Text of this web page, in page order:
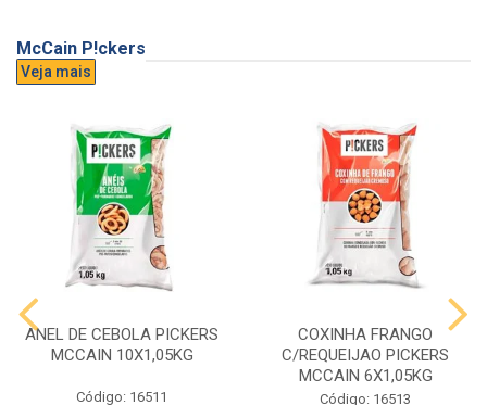
McCain P!ckers
Veja mais
ANEL DE CEBOLA PICKERS
MCCAIN 10X1,05KG
Código: 16511
COXINHA FRANGO
C/REQUEIJAO PICKERS
MCCAIN 6X1,05KG
Código: 16513